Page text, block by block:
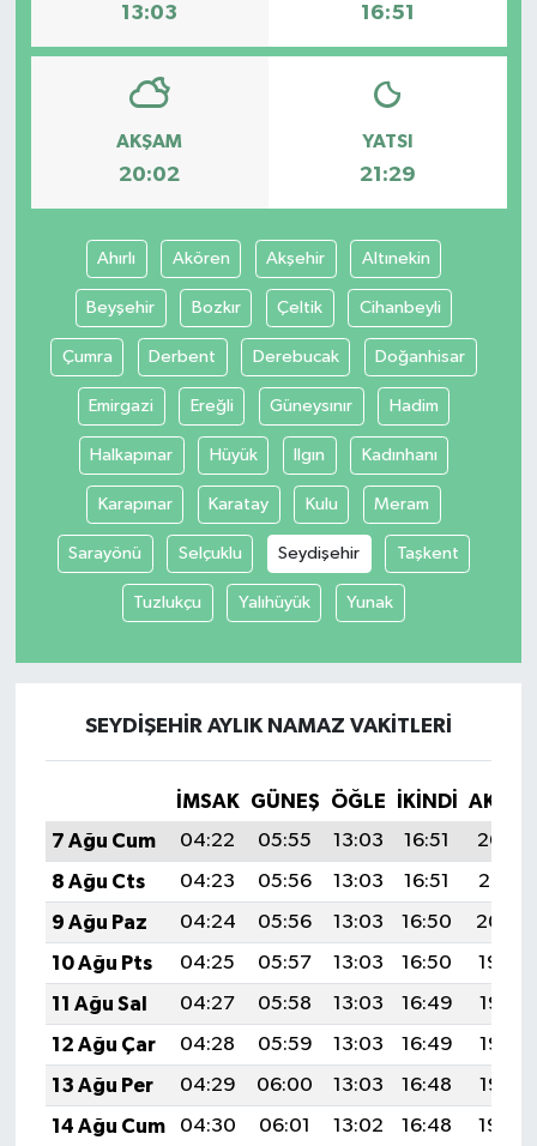
13:03 16:51
AKŞAM
20:02
YATSI
21:29
Ahırlı Akören Akşehir Altınekin
Beyşehir Bozkır Çeltik Cihanbeyli
Çumra Derbent Derebucak Doğanhisar
Emirgazi Ereğli Güneysınır Hadim
Halkapınar Hüyük Ilgın Kadınhanı
Karapınar Karatay Kulu Meram
Sarayönü Selçuklu Seydişehir Taşkent
Tuzlukçu Yalıhüyük Yunak
SEYDIŞEHIR AYLIK NAMAZ VAKITLERI
İMSAK GÜNEŞ ÖĞLE İKINDI
7 Ağu Cum
04:22 05:55 13:03 16:51
20:02
8 Ağu Cts
04:23 05:56 13:03 16:51
20:01
9 Ağu Paz
04:24 05:56 13:03 16:50
20:00
10 Ağu Pts
04:25 05:57 13:03 16:50
19:59
11 Ağu Sal
04:27 05:58 13:03 16:49
19:58
12 Ağu Çar
04:28 05:59 13:03 16:49
19:57
13 Ağu Per
04:29 06:00 13:03 16:48
19:55
14 Ağu Cum
04:30 06:01 13:02 16:48
19:54